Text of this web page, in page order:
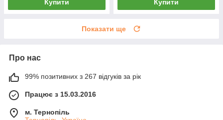
Купити Купити
Показати ще
Про нас
99% позитивних з 267 відгуків за рік
Працює з 15.03.2016
м. Тернопіль